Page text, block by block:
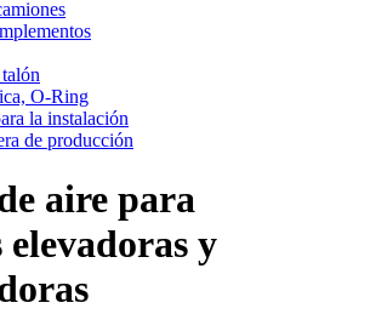
O-Ring
la instalación
de producción
aire para
y